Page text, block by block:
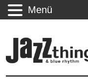
Menü